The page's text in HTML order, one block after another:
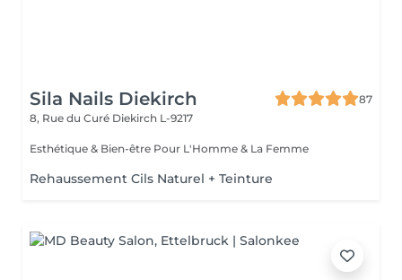
Sila Nails Diekirch
87
8, Rue du Curé Diekirch L-9217
Esthétique & Bien-être Pour L'Homme & La Femme
Rehaussement Cils Naturel + Teinture